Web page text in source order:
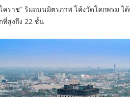
ราช” ริมถนนมิตรภาพ โค้งวัดโคกพรม ไ
ที่สูงถึง 22 ชั้น